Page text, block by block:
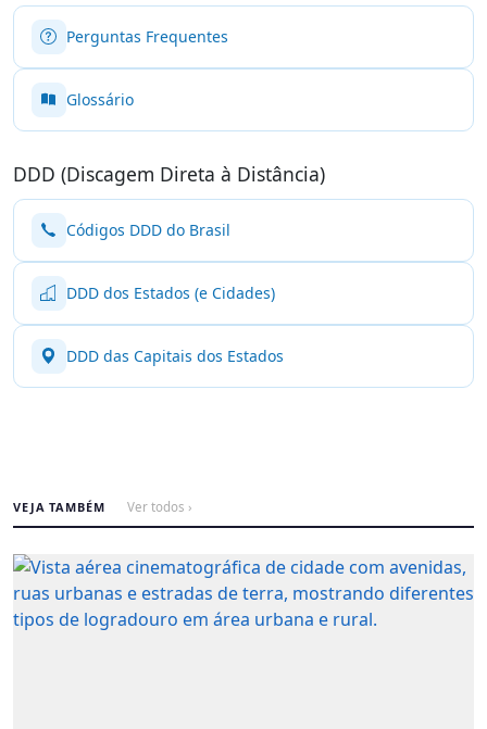
Perguntas Frequentes
Glossário
DDD (Discagem Direta à Distância)
Códigos DDD do Brasil
DDD dos Estados (e Cidades)
DDD das Capitais dos Estados
VEJA TAMBÉM Ver todos ›